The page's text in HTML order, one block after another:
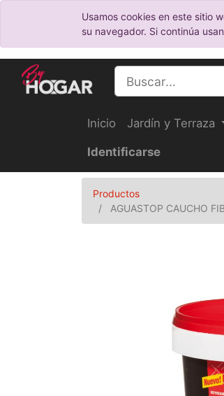
Usamos cookies en este sitio
su navegador. Si continúa
Inicio Jardín y Terraza
Identificarse
Productos
AGUASTOP CAUCHO